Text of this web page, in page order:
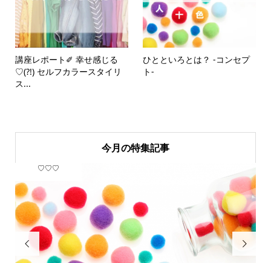
講座レポート✐ 幸せ感じる
♡(?!) セルフカラースタイリ
ス...
ひとといろとは？ -コンセプ
ト-
今月の特集記事

♡♡♡
